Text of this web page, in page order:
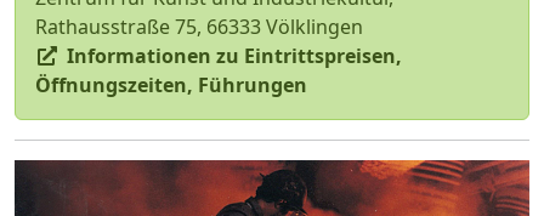
Rathausstraße 75, 66333 Völklingen
Informationen zu Eintrittspreisen,
Öffnungszeiten, Führungen